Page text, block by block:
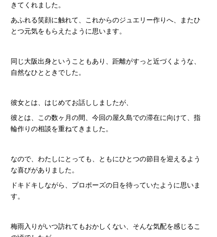
きてくれました。
あふれる笑顔に触れて、これからのジュエリー作りへ、またひ
とつ元気をもらえたように思います。
同じ大阪出身ということもあり、距離がすっと近づくような、
自然なひとときでした。
彼女とは、はじめてお話ししましたが、
彼とは、この数ヶ月の間、今回の屋久島での滞在に向けて、指
輪作りの相談を重ねてきました。
なので、わたしにとっても、ともにひとつの節目を迎えるよう
な喜びがありました。
ドキドキしながら、プロポーズの日を待っていたように思いま
す。
梅雨入りがいつ訪れてもおかしくない、そんな気配を感じるこ